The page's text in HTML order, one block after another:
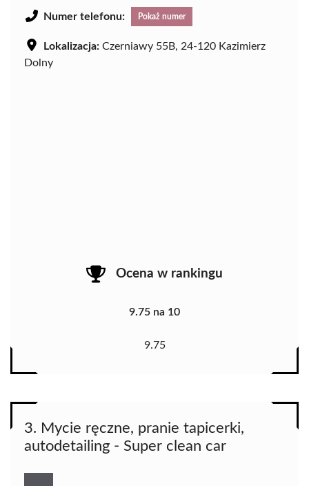
Numer telefonu: Pokaż numer
Lokalizacja: Czerniawy 55B, 24-120 Kazimierz
Dolny
Ocena w rankingu
9.75 na 10
9.75
3. Mycie ręczne, pranie tapicerki,
autodetailing - Super clean car